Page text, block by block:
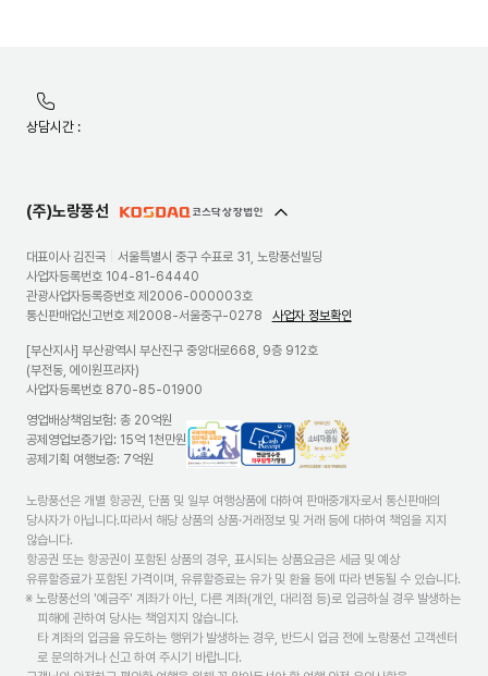
노랑풍선
정보안내
상담시간 :
(주)노랑풍선
대표이사 김진국
서울특별시 중구 수표로 31, 노랑풍선빌딩
사업자등록번호 104-81-64440
관광사업자등록증번호 제2006-000003호
통신판매업신고번호 제2008-서울중구-0278
사업자 정보확인
[부산지사] 부산광역시 부산진구 중앙대로668, 9층 912호
(부전동, 에이원프라자)
사업자등록번호 870-85-01900
영업배상책임보험: 총 20억원
공제영업보증가입: 15억 1천만원
공제기획 여행보증: 7억원
국
외
여
상
품
보
제
공
표
준
안
현
금
영
증
의
발
행
가
점
고
객
센
>
소
자
중
심
영
노랑풍선은 개별 항공권, 단품 및 일부 여행상품에 대하여 판매중개자로서 통신판매의
당사자가 아닙니다.따라서 해당 상품의 상품·거래정보 및 거래 등에 대하여 책임을 지지
않습니다.
항공권 또는 항공권이 포함된 상품의 경우, 표시되는 상품요금은 세금 및 예상
유류할증료가 포함된 가격이며, 유류할증료는 유가 및 환율 등에 따라 변동될 수 있습니다.
※ 노랑풍선의 '예금주' 계좌가 아닌, 다른 계좌(개인, 대리점 등)로 입금하실 경우 발생하는
피해에 관하여 당사는 책임지지 않습니다.
타 계좌의 입금을 유도하는 행위가 발생하는 경우, 반드시 입금 전에 노랑풍선 고객센터
로 문의하거나 신고 하여 주시기 바랍니다.